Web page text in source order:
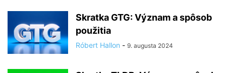
Skratka GTG: Význam a spôsob
použitia
Róbert Hallon - 9. augusta 2024